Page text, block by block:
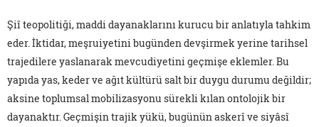
Şiî teopolitiği, maddi dayanaklarını kurucu bir anlatıyla tahkim
eder. İktidar, meşruiyetini bugünden devşirmek yerine tarihsel
trajedilere yaslanarak mevcudiyetini geçmişe eklemler. Bu
yapıda yas, keder ve ağıt kültürü salt bir duygu durumu değildir;
aksine toplumsal mobilizasyonu sürekli kılan ontolojik bir
dayanaktır. Geçmişin trajik yükü, bugünün askerî ve siyâsî